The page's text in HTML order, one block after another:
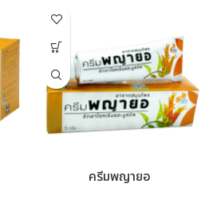
ครีมพญายอ